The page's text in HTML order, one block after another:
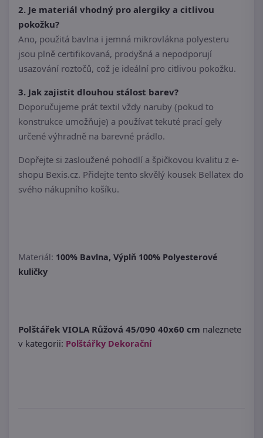
2. Je materiál vhodný pro alergiky a citlivou
pokožku?
Ano, použitá bavlna i jemná mikrovlákna polyesteru
jsou plně certifikovaná, prodyšná a nepodporují
usazování roztočů, což je ideální pro citlivou pokožku.
3. Jak zajistit dlouhou stálost barev?
Doporučujeme prát textil vždy naruby (pokud to
konstrukce umožňuje) a používat tekuté prací gely
určené výhradně na barevné prádlo.
Dopřejte si zasloužené pohodlí a špičkovou kvalitu z e-
shopu Bexis.cz. Přidejte tento skvělý kousek Bellatex do
svého nákupního košíku.
Materiál: 100% Bavlna, Výplň 100% Polyesterové
kuličky
Polštářek VIOLA Růžová 45/090 40x60 cm naleznete
v kategorii: Polštářky Dekorační